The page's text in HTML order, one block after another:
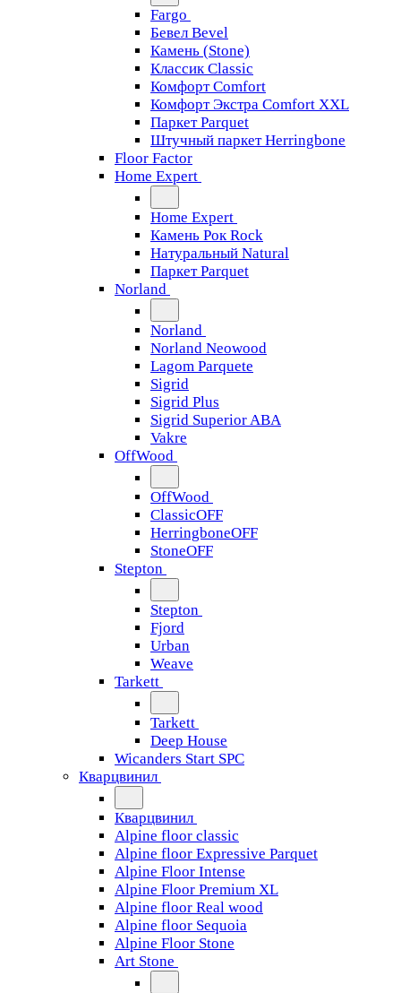
Fargo
Бевел Bevel
Камень (Stone)
Классик Classic
Комфорт Comfort
Комфорт Экстра Comfort XXL
Паркет Parquet
Штучный паркет Herringbone
Floor Factor
Home Expert
Home Expert
Камень Рок Rock
Натуральный Natural
Паркет Parquet
Norland
Norland
Norland Neowood
Lagom Parquete
Sigrid
Sigrid Plus
Sigrid Superior ABA
Vakre
OffWood
OffWood
ClassicOFF
HerringboneOFF
StoneOFF
Stepton
Stepton
Fjord
Urban
Weave
Tarkett
Tarkett
Deep House
Wicanders Start SPC
Кварцвинил
Кварцвинил
Alpine floor classic
Alpine floor Expressive Parquet
Alpine Floor Intense
Alpine Floor Premium XL
Alpine floor Real wood
Alpine floor Sequoia
Alpine Floor Stone
Art Stone